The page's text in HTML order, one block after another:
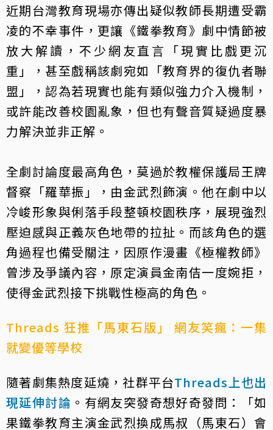
近期台灣教育現場亦傳出疑似教師長期遭受霸
凌的不幸事件，更讓《鐵拳教育》劇中情節被
放大解讀，不少網友直言「現實比戲更沉
重」，甚至戲稱該劇宛如「教育界的復仇者聯
盟」，認為若現實也能有類似強力介入機制，
或許能改善校園亂象，但也有聲音質疑過度暴
力解決並非正解。
全劇討論度最高角色，莫過於教權保護局王牌
督察「羅華振」，由金武烈飾演。他在劇中以
冷峻形象與俐落手段整頓校園秩序，展現強烈
壓迫感與正義灰色地帶的拉扯。而該角色的選
角過程也備受關注，因原作漫畫《極權教師》
曾涉及爭議內容，原定演員金南佶一度婉拒，
使得金武烈接下挑戰性極高的角色。
Threads 狂推「馬東石版」 網友笑瘋：一集
就變優等學校
隨著劇集熱度延燒，社群平台Threads上也出
現延伸討論 。有網友突發奇想好奇發問：「如
果鐵拳教育主演金武烈換成馬叔（馬東石）會